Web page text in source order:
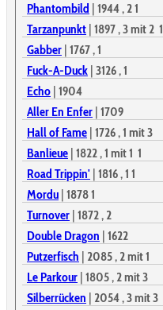
Phantombild | 1944, 21
Tarzanpunkt | 1897, 3mit 2 1
Gabber | 1767, 1
Fuck-A-Duck | 3126, 1
Echo | 1904
Aller En Enfer | 1709
Hall of Fame | 1726, 1 mit 3
Banlieue | 1822, 1 mit 1 1
Road Trippin' | 1816, 1 1
Mordu | 18781
Turnover | 1872, 2
Double Dragon | 1622
Putzerfisch | 2085, 2mit 1
Le Parkour | 1805, 2mit 3
Silberrücken | 2054, 3mit 3